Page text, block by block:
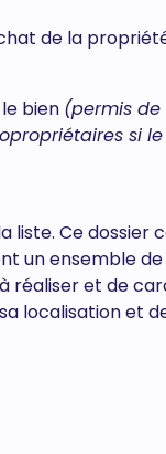
de la
bien (permis de
si
liste. Ce dossier
un ensemble de
réaliser et de
localisation et